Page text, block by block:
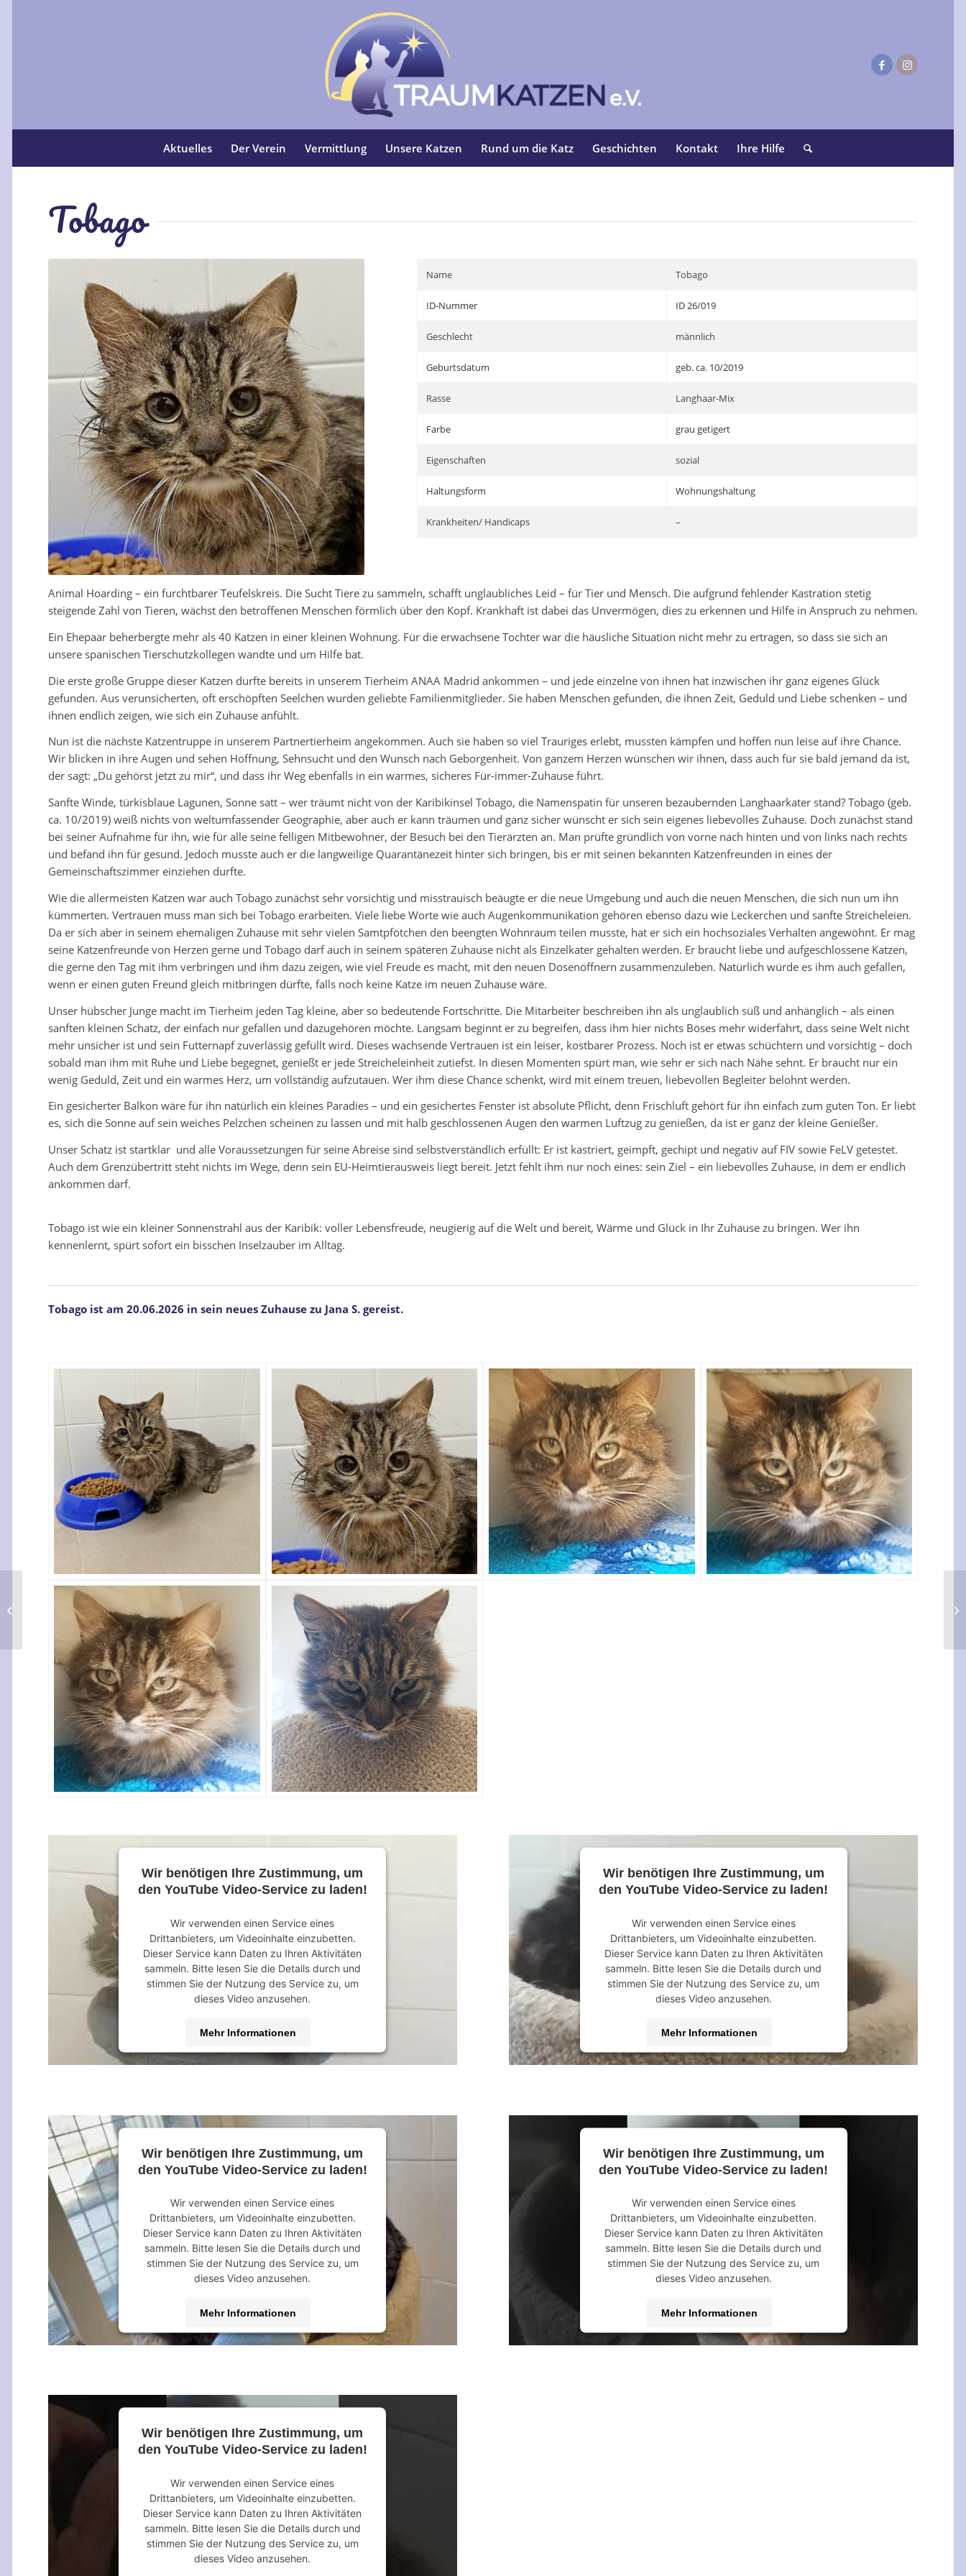
Aktuelles Der Verein Vermittlung Unsere Katzen Rund um die Katz Geschichten Kontakt Ihre Hilfe
Tobago
Name Tobago
ID-Nummer ID 26/019
Geschlecht männlich
Geburtsdatum geb. ca. 10/2019
Rasse Langhaar-Mix
Farbe grau getigert
Eigenschaften sozial
Haltungsform Wohnungshaltung
Krankheiten/ Handicaps –
Animal Hoarding – ein furchtbarer Teufelskreis. Die Sucht Tiere zu sammeln, schafft unglaubliches Leid – für Tier und Mensch. Die aufgrund fehlender Kastration stetig
steigende Zahl von Tieren, wächst den betroffenen Menschen förmlich über den Kopf. Krankhaft ist dabei das Unvermögen, dies zu erkennen und Hilfe in Anspruch zu nehmen.
Ein Ehepaar beherbergte mehr als 40 Katzen in einer kleinen Wohnung. Für die erwachsene Tochter war die häusliche Situation nicht mehr zu ertragen, so dass sie sich an
unsere spanischen Tierschutzkollegen wandte und um Hilfe bat.
Die erste große Gruppe dieser Katzen durfte bereits in unserem Tierheim ANAA Madrid ankommen – und jede einzelne von ihnen hat inzwischen ihr ganz eigenes Glück
gefunden. Aus verunsicherten, oft erschöpften Seelchen wurden geliebte Familienmitglieder. Sie haben Menschen gefunden, die ihnen Zeit, Geduld und Liebe schenken – und
ihnen endlich zeigen, wie sich ein Zuhause anfühlt.
Nun ist die nächste Katzentruppe in unserem Partnertierheim angekommen. Auch sie haben so viel Trauriges erlebt, mussten kämpfen und hoffen nun leise auf ihre Chance.
Wir blicken in ihre Augen und sehen Hoffnung, Sehnsucht und den Wunsch nach Geborgenheit. Von ganzem Herzen wünschen wir ihnen, dass auch für sie bald jemand da ist,
der sagt: „Du gehörst jetzt zu mir“, und dass ihr Weg ebenfalls in ein warmes, sicheres Für-immer-Zuhause führt.
Sanfte Winde, türkisblaue Lagunen, Sonne satt – wer träumt nicht von der Karibikinsel Tobago, die Namenspatin für unseren bezaubernden Langhaarkater stand? Tobago (geb.
ca. 10/2019) weiß nichts von weltumfassender Geographie, aber auch er kann träumen und ganz sicher wünscht er sich sein eigenes liebevolles Zuhause. Doch zunächst stand
bei seiner Aufnahme für ihn, wie für alle seine felligen Mitbewohner, der Besuch bei den Tierärzten an. Man prüfte gründlich von vorne nach hinten und von links nach rechts
und befand ihn für gesund. Jedoch musste auch er die langweilige Quarantänezeit hinter sich bringen, bis er mit seinen bekannten Katzenfreunden in eines der
Gemeinschaftszimmer einziehen durfte.
Wie die allermeisten Katzen war auch Tobago zunächst sehr vorsichtig und misstrauisch beäugte er die neue Umgebung und auch die neuen Menschen, die sich nun um ihn
kümmerten. Vertrauen muss man sich bei Tobago erarbeiten. Viele liebe Worte wie auch Augenkommunikation gehören ebenso dazu wie Leckerchen und sanfte Streicheleien.
Da er sich aber in seinem ehemaligen Zuhause mit sehr vielen Samtpfötchen den beengten Wohnraum teilen musste, hat er sich ein hochsoziales Verhalten angewöhnt. Er mag
seine Katzenfreunde von Herzen gerne und Tobago darf auch in seinem späteren Zuhause nicht als Einzelkater gehalten werden. Er braucht liebe und aufgeschlossene Katzen,
die gerne den Tag mit ihm verbringen und ihm dazu zeigen, wie viel Freude es macht, mit den neuen Dosenöffnern zusammenzuleben. Natürlich würde es ihm auch gefallen,
wenn er einen guten Freund gleich mitbringen dürfte, falls noch keine Katze im neuen Zuhause wäre.
Unser hübscher Junge macht im Tierheim jeden Tag kleine, aber so bedeutende Fortschritte. Die Mitarbeiter beschreiben ihn als unglaublich süß und anhänglich – als einen
sanften kleinen Schatz, der einfach nur gefallen und dazugehören möchte. Langsam beginnt er zu begreifen, dass ihm hier nichts Böses mehr widerfährt, dass seine Welt nicht
mehr unsicher ist und sein Futternapf zuverlässig gefüllt wird. Dieses wachsende Vertrauen ist ein leiser, kostbarer Prozess. Noch ist er etwas schüchtern und vorsichtig – doch
sobald man ihm mit Ruhe und Liebe begegnet, genießt er jede Streicheleinheit zutiefst. In diesen Momenten spürt man, wie sehr er sich nach Nähe sehnt. Er braucht nur ein
wenig Geduld, Zeit und ein warmes Herz, um vollständig aufzutauen. Wer ihm diese Chance schenkt, wird mit einem treuen, liebevollen Begleiter belohnt werden.
Ein gesicherter Balkon wäre für ihn natürlich ein kleines Paradies – und ein gesichertes Fenster ist absolute Pflicht, denn Frischluft gehört für ihn einfach zum guten Ton. Er liebt
es, sich die Sonne auf sein weiches Pelzchen scheinen zu lassen und mit halb geschlossenen Augen den warmen Luftzug zu genießen, da ist er ganz der kleine Genießer.
Unser Schatz ist startklar und alle Voraussetzungen für seine Abreise sind selbstverständlich erfüllt: Er ist kastriert, geimpft, gechipt und negativ auf FIV sowie FeLV getestet.
Auch dem Grenzübertritt steht nichts im Wege, denn sein EU-Heimtierausweis liegt bereit. Jetzt fehlt ihm nur noch eines: sein Ziel – ein liebevolles Zuhause, in dem er endlich
ankommen darf.
Tobago ist wie ein kleiner Sonnenstrahl aus der Karibik: voller Lebensfreude, neugierig auf die Welt und bereit, Wärme und Glück in Ihr Zuhause zu bringen. Wer ihn
kennenlernt, spürt sofort ein bisschen Inselzauber im Alltag.
Tobago ist am 20.06.2026 in sein neues Zuhause zu Jana S. gereist.
Wir benötigen Ihre Zustimmung, um
den YouTube Video-Service zu laden!
Wir verwenden einen Service eines
Drittanbieters, um Videoinhalte einzubetten.
Dieser Service kann Daten zu Ihren Aktivitäten
sammeln. Bitte lesen Sie die Details durch und
stimmen Sie der Nutzung des Service zu, um
dieses Video anzusehen.
Mehr Informationen
Wir benötigen Ihre Zustimmung, um
den YouTube Video-Service zu laden!
Wir verwenden einen Service eines
Drittanbieters, um Videoinhalte einzubetten.
Dieser Service kann Daten zu Ihren Aktivitäten
sammeln. Bitte lesen Sie die Details durch und
stimmen Sie der Nutzung des Service zu, um
dieses Video anzusehen.
Mehr Informationen
Wir benötigen Ihre Zustimmung, um
den YouTube Video-Service zu laden!
Wir verwenden einen Service eines
Drittanbieters, um Videoinhalte einzubetten.
Dieser Service kann Daten zu Ihren Aktivitäten
sammeln. Bitte lesen Sie die Details durch und
stimmen Sie der Nutzung des Service zu, um
dieses Video anzusehen.
Mehr Informationen
Wir benötigen Ihre Zustimmung, um
den YouTube Video-Service zu laden!
Wir verwenden einen Service eines
Drittanbieters, um Videoinhalte einzubetten.
Dieser Service kann Daten zu Ihren Aktivitäten
sammeln. Bitte lesen Sie die Details durch und
stimmen Sie der Nutzung des Service zu, um
dieses Video anzusehen.
Mehr Informationen
Wir benötigen Ihre Zustimmung, um
den YouTube Video-Service zu laden!
Wir verwenden einen Service eines
Drittanbieters, um Videoinhalte einzubetten.
Dieser Service kann Daten zu Ihren Aktivitäten
sammeln. Bitte lesen Sie die Details durch und
stimmen Sie der Nutzung des Service zu, um
dieses Video anzusehen.